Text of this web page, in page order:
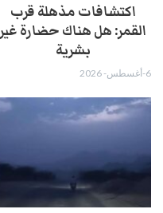
اكتشافات مذهلة قرب
القمر: هل هناك حضارة غير
بشرية
6-أغسطس- 2026